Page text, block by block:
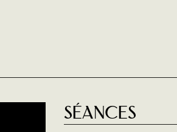
Séances